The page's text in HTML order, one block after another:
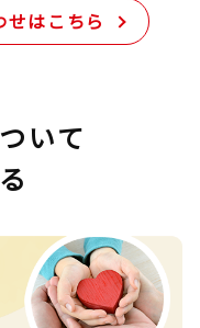
せはこちら
いて